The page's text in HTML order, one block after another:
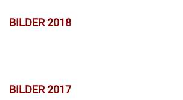
BILDER 2018
BILDER 2017